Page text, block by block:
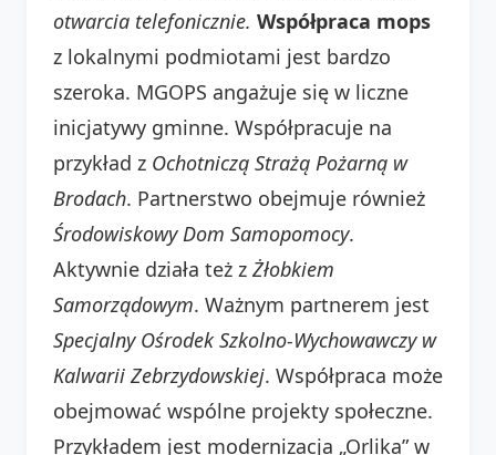
otwarcia telefonicznie. Współpraca mops
z lokalnymi podmiotami jest bardzo
szeroka. MGOPS angażuje się w liczne
inicjatywy gminne. Współpracuje na
przykład z Ochotniczą Strażą Pożarną w
Brodach. Partnerstwo obejmuje również
Środowiskowy Dom Samopomocy.
Aktywnie działa też z Żłobkiem
Samorządowym. Ważnym partnerem jest
Specjalny Ośrodek Szkolno-Wychowawczy w
Kalwarii Zebrzydowskiej. Współpraca może
obejmować wspólne projekty społeczne.
Przykładem jest modernizacja „Orlika” w